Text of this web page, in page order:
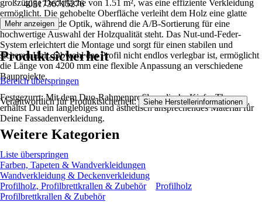
4051736715276
großzügige Deckfläche von 1.51 m², was eine effiziente Verkleidung
ermöglicht. Die gehobelte Oberfläche verleiht dem Holz eine glatte
und ansprechende Optik, während die A/B-Sortierung für eine
hochwertige Auswahl der Holzqualität steht. Das Nut-und-Feder-
System erleichtert die Montage und sorgt für einen stabilen und
sicheren Halt. Obwohl das Profil nicht endlos verlegbar ist, ermöglicht
die Länge von 4200 mm eine flexible Anpassung an verschiedene
Bauprojekte.
Festgezurrt: Mit dem Duo-Rahmenprofil nordische Kiefer Thermo
erhältst Du ein langlebiges und ästhetisch ansprechendes Material für
Deine Fassadenverkleidung.
Mehr anzeigen
Produktsicherheit
Bereich überspringen
Verantwortlich für Produktsicherheit: Siehe Herstellerinformationen .
Weitere Kategorien
Liste überspringen
Farben, Tapeten & Wandverkleidungen
Wandverkleidung & Deckenverkleidung
Profilholz, Profilbrettkrallen & Zubehör
Profilholz
Profilbrettkrallen & Zubehör